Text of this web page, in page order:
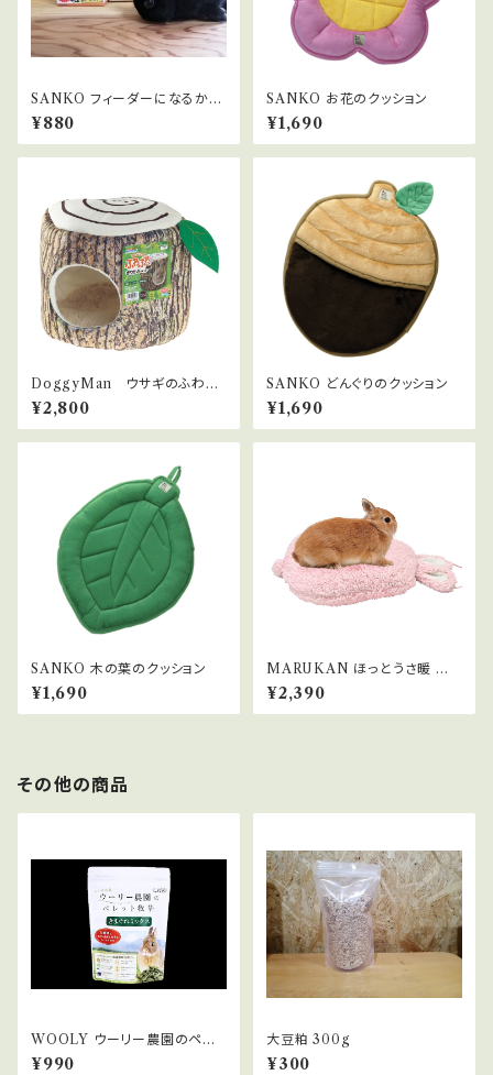
SANKO フィーダーになるかじ
り木
¥880
SANKO お花のクッション
¥1,690
DoggyMan ウサギのふわふ
わきりかぶベッド
¥2,800
SANKO どんぐりのクッション
¥1,690
SANKO 木の葉のクッション
¥1,690
MARUKAN ほっとうさ暖 ほっ
こりマット
¥2,390
その他の商品
WOOLY ウーリー農園のペレッ
ト牧草 きまぐれミックス 180g
¥990
大豆粕 300g
¥300